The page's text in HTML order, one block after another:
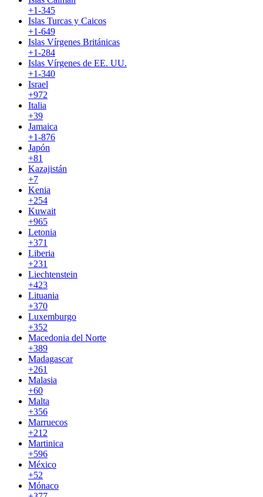
+1-345
Islas Turcas y Caicos
+1-649
Islas Vírgenes Británicas
+1-284
Islas Vírgenes de EE. UU.
+1-340
Israel
+972
Italia
+39
Jamaica
+1-876
Japón
+81
Kazajistán
+7
Kenia
+254
Kuwait
+965
Letonia
+371
Liberia
+231
Liechtenstein
+423
Lituania
+370
Luxemburgo
+352
Macedonia del Norte
+389
Madagascar
+261
Malasia
+60
Malta
+356
Marruecos
+212
Martinica
+596
México
+52
Mónaco